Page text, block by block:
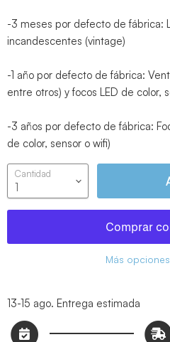
-3 meses por defecto de fábrica:
incandescentes (vintage)
-1 año por defecto de fábrica:
entre otros) y focos LED de color,
-3 años por defecto de fábrica:
de color, sensor o wifi)
Cantidad
Más
13-15 ago. Entrega estimada